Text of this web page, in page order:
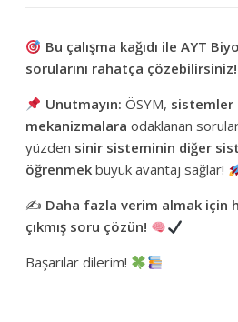
Bu çalışma kağıdı ile AYT
sorularını rahatça çözebilirsiniz!
Unutmayın: ÖSYM, sistemler
mekanizmalara odaklanan
yüzden sinir sisteminin diğer
öğrenmek büyük avantaj sağlar!
✍️ Daha fazla verim almak için
çıkmış soru çözün!
Başarılar dilerim!